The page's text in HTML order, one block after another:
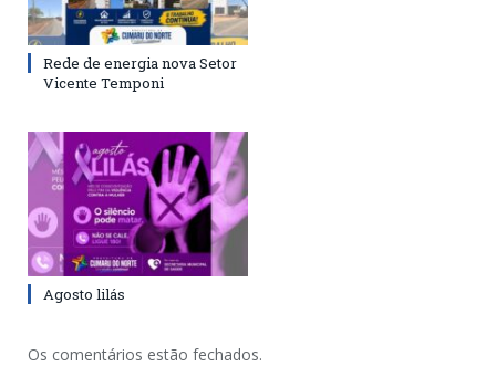
Rede de energia nova Setor
Vicente Temponi
Agosto lilás
Os comentários estão fechados.